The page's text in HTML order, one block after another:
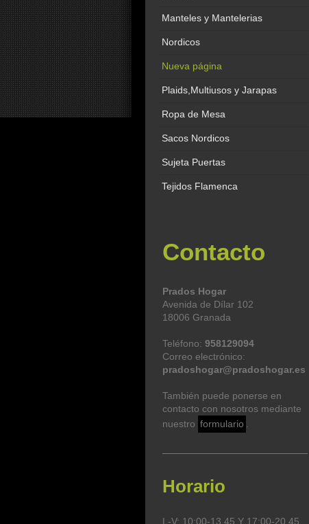
Manteles y Mantelerias
Nordicos
Nueva página
Plaids,Multiusos y Jarapas
Ropa de Mesa
Sacos Nordicos
Sujeta Puertas
Tejidos Flamenca
Contacto
Prados Hogar
Avenida de Dílar 102
18006 Granada
Teléfono: 958129094
Correo electrónico:
pradoshogar@pradoshogar.es
También puede ponerse en
contacto con nosotros mediante
nuestro formulario
Horario
L-V: 10:00-13.45 Y 17:00-20.45